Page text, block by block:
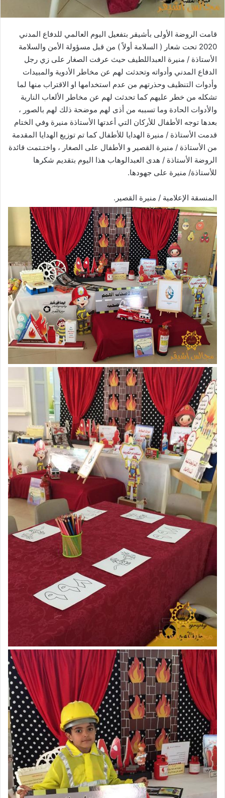
قامت الروضة الأولى بأشيقر بتفعيل اليوم العالمي للدفاع المدني
2020 تحت شعار ( السلامة أولاً ) من قبل مسؤولة الأمن والسلامة
الأستاذة / منيرة العبداللطيف حيث عرفت الصغار على زي رجل
الدفاع المدني وأدواته وتحدثت لهم عن مخاطر الأدوية والمبيدات
وأدوات التنظيف وحذرتهم من عدم استخدامها او الاقتراب منها لما
تشكله من خطر عليهم كما تحدثت لهم عن مخاطر الألعاب النارية
والأدوات الحادة وما تسببه من أذى لهم موضحة ذلك لهم بالصور ،
بعدها توجه الأطفال للأركان التي أعدتها الأستاذة منيرة وفي الختام
قدمت الأستاذة / منيرة الهدايا للأطفال كما تم توزيع الهدايا المقدمة
من الأستاذة / منيرة القصير و الأطفال على الصغار ، واختـتمت قائدة
الروضة الأستاذة / هدى العبدالوهاب هذا اليوم بتقديم شكرها
للأستاذة/ منيرة على جهودها.
المنسقة الإعلامية / منيرة القصير.